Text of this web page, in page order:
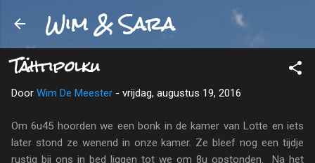
Doorgaan naar hoofdcontent
Wim & Sara
Tähtipolku
Door Wim De Meester - vrijdag, augustus 19, 2016
Om 6u45 hoorden we een bonk in de kamer van Lotte en iets
later stond ze wenend in onze kamer. Ze bleef nog een tijdje
rustig bij ons in bed liggen tot we om 8u opstonden. Na het